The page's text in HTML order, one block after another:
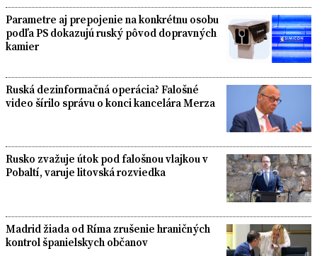
Parametre aj prepojenie na konkrétnu osobu
podľa PS dokazujú ruský pôvod dopravných
kamier
Ruská dezinformačná operácia? Falošné
video šírilo správu o konci kancelára Merza
Rusko zvažuje útok pod falošnou vlajkou v
Pobaltí, varuje litovská rozviedka
Madrid žiada od Ríma zrušenie hraničných
kontrol španielskych občanov